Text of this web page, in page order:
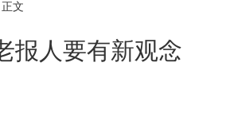
文
报人要有新观念